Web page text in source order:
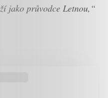
jako průvodce Letnou,“